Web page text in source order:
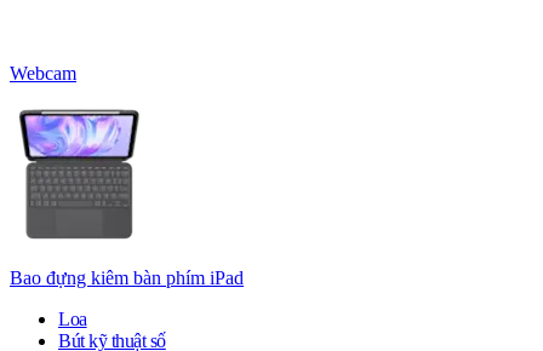
Webcam
Bao đựng kiêm bàn phím iPad
Loa
Bút kỹ thuật số